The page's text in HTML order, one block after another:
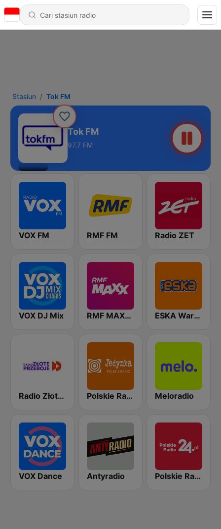
Stasiun Tok FM
Tok FM
97.7 FM
VOX FM RMF FM Radio ZET
VOX DJ Mix RMF MAXXX ESKA Warszawa
Radio Złote Przeboje Polskie Radio Program I (PR1) Jedynka Meloradio
VOX Dance Antyradio Polskie Radio 24